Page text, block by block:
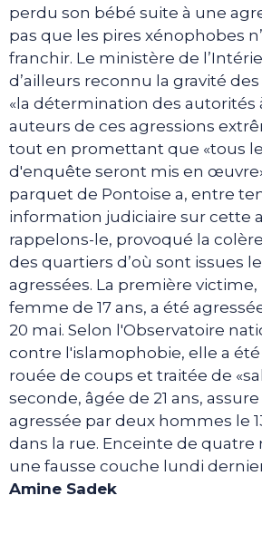
perdu son bébé suite à une
pas que les pires xénophobes
franchir. Le ministère de
d’ailleurs reconnu la gravité
«la détermination des autorités
auteurs de ces agressions
tout en promettant que «tous
d'enquête seront mis en
parquet de Pontoise a, entre
information judiciaire sur cette
rappelons-le, provoqué la
des quartiers d’où sont issues
agressées. La première
femme de 17 ans, a été
20 mai. Selon l'Observatoire
contre l'islamophobie, elle a
rouée de coups et traitée de
seconde, âgée de 21 ans,
agressée par deux hommes le
dans la rue. Enceinte de quatre
une fausse couche lundi
Amine Sadek